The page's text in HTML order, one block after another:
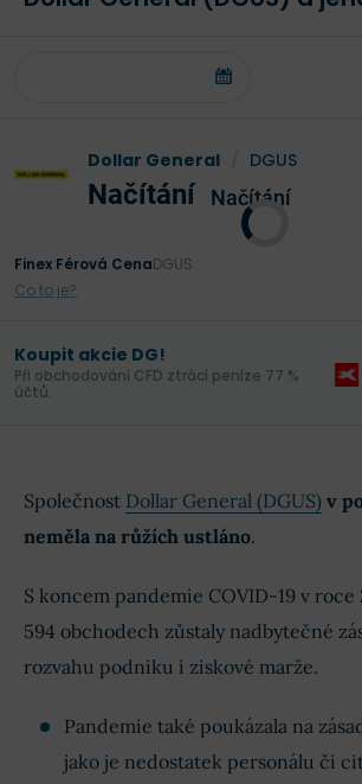
Dollar General DGUS
Načítání Načítání
Finex Férová CenaDGUS
Co to je?
Koupit akcie DG!
Při obchodování CFD ztrácí peníze 77 %
účtů.
Společnost Dollar General (DGUS) v
neměla na růžích ustláno.
S koncem pandemie COVID-19 v
594 obchodech zůstaly nadbytečné
rozvahu podniku i ziskové marže.
Pandemie také poukázala na
jako je nedostatek personálu či